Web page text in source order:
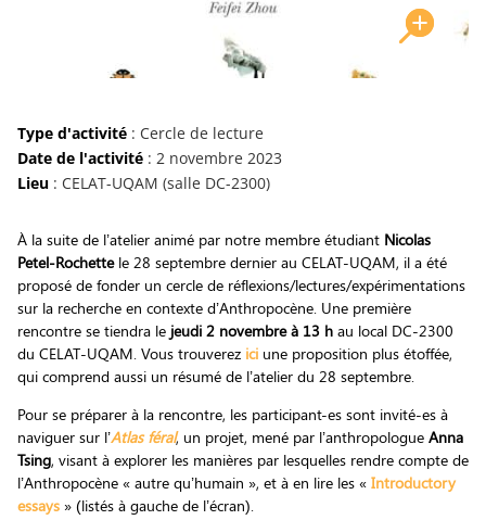
Type d'activité: Cercle de lecture
Date de l'activité: 2 novembre 2023
Lieu: CELAT-UQAM (salle DC-2300)
À la suite de l’atelier animé par notre membre étudiant Nicolas
Petel-Rochettele 28 septembre dernier au CELAT-UQAM, il a été
proposé de fonder un cercle de réflexions/lectures/expérimentations
sur la recherche en contexte d’Anthropocène. Une première
rencontre se tiendra le jeudi 2 novembre à 13 hau local DC-2300
du CELAT-UQAM. Vous trouverez iciune proposition plus étoffée,
qui comprend aussi un résumé de l’atelier du 28 septembre.
Pour se préparer à la rencontre, les participant-es sont invité-es à
naviguer sur l’Atlas féral, un projet, mené par l’anthropologue Anna
Tsing, visant à explorer les manières par lesquelles rendre compte de
l’Anthropocène « autre qu’humain », et à en lire les « Introductory
essays» (listés à gauche de l’écran).